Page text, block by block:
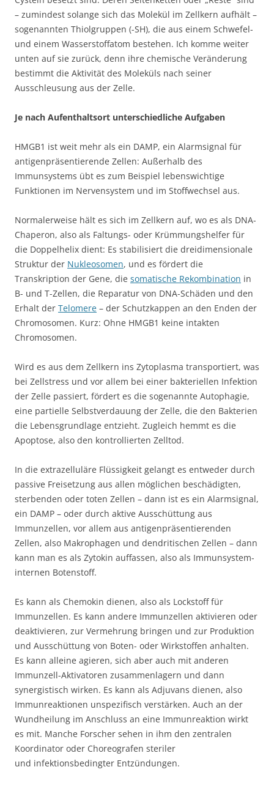
– zumindest solange sich das Molekül im Zellkern aufhält –
sogenannten Thiolgruppen (-SH), die aus einem Schwefel-
und einem Wasserstoffatom bestehen. Ich komme weiter
unten auf sie zurück, denn ihre chemische Veränderung
bestimmt die Aktivität des Moleküls nach seiner
Ausschleusung aus der Zelle.
Je nach Aufenthaltsort unterschiedliche Aufgaben
HMGB1 ist weit mehr als ein DAMP, ein Alarmsignal für
antigenpräsentierende Zellen: Außerhalb des
Immunsystems übt es zum Beispiel lebenswichtige
Funktionen im Nervensystem und im Stoffwechsel aus.
Normalerweise hält es sich im Zellkern auf, wo es als DNA-
Chaperon, also als Faltungs- oder Krümmungshelfer für
die Doppelhelix dient: Es stabilisiert die dreidimensionale
Struktur der Nukleosomen, und es fördert die
Transkription der Gene, die somatische Rekombination in
B- und T-Zellen, die Reparatur von DNA-Schäden und den
Erhalt der Telomere – der Schutzkappen an den Enden der
Chromosomen. Kurz: Ohne HMGB1 keine intakten
Chromosomen.
Wird es aus dem Zellkern ins Zytoplasma transportiert, was
bei Zellstress und vor allem bei einer bakteriellen Infektion
der Zelle passiert, fördert es die sogenannte Autophagie,
eine partielle Selbstverdauung der Zelle, die den Bakterien
die Lebensgrundlage entzieht. Zugleich hemmt es die
Apoptose, also den kontrollierten Zelltod.
In die extrazelluläre Flüssigkeit gelangt es entweder durch
passive Freisetzung aus allen möglichen beschädigten,
sterbenden oder toten Zellen – dann ist es ein Alarmsignal,
ein DAMP – oder durch aktive Ausschüttung aus
Immunzellen, vor allem aus antigenpräsentierenden
Zellen, also Makrophagen und dendritischen Zellen – dann
kann man es als Zytokin auffassen, also als Immunsystem-
internen Botenstoff.
Es kann als Chemokin dienen, also als Lockstoff für
Immunzellen. Es kann andere Immunzellen aktivieren oder
deaktivieren, zur Vermehrung bringen und zur Produktion
und Ausschüttung von Boten- oder Wirkstoffen anhalten.
Es kann alleine agieren, sich aber auch mit anderen
Immunzell-Aktivatoren zusammenlagern und dann
synergistisch wirken. Es kann als Adjuvans dienen, also
Immunreaktionen unspezifisch verstärken. Auch an der
Wundheilung im Anschluss an eine Immunreaktion wirkt
es mit. Manche Forscher sehen in ihm den zentralen
Koordinator oder Choreografen steriler
und infektionsbedingter Entzündungen.